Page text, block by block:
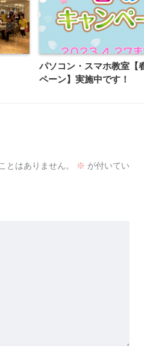
パソコン・スマホ教室【
ペーン】実施中です！
とはありません。 ※ が付いてい